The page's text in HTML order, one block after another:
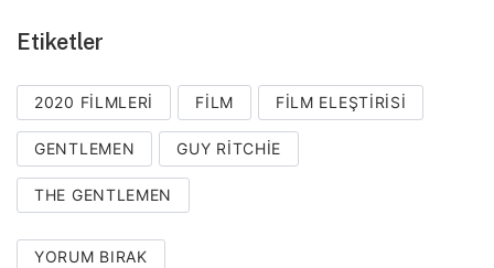
Etiketler
2020 FILMLERI FILM FILM ELEŞTIRISI
GENTLEMEN GUY RITCHIE
THE GENTLEMEN
YORUM BIRAK